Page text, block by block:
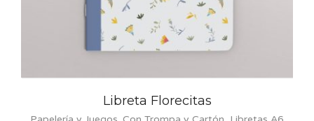
Libreta Florecitas